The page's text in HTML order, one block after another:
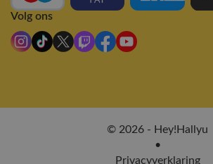
Volg ons
© 2026 - Hey!Hallyu
•
Privacyverklaring